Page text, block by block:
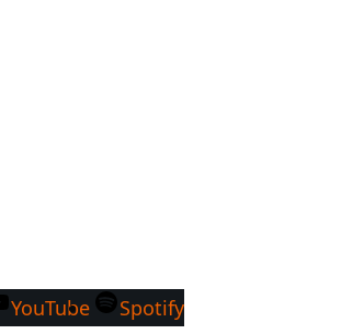
YouTube Spotify